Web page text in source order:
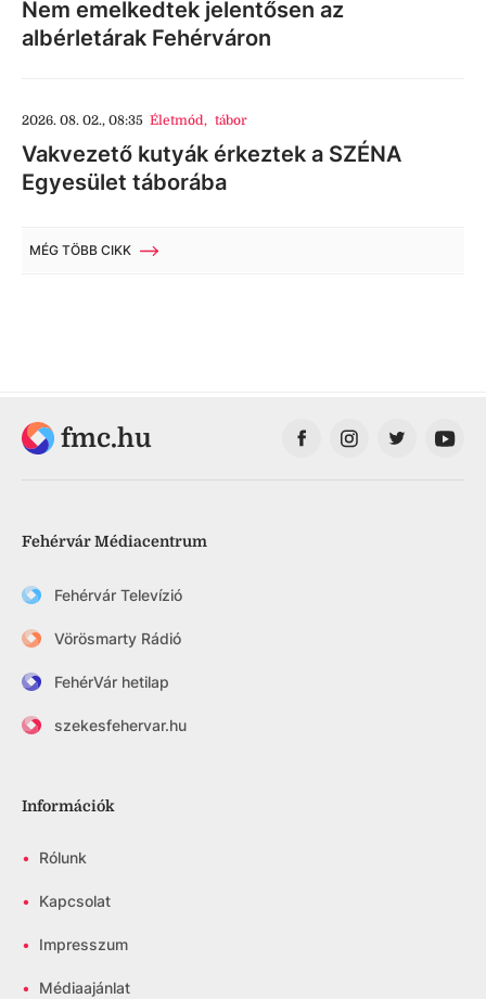
Nem emelkedtek jelentősen az
albérletárak Fehérváron
2026. 08. 02., 08:35 Életmód, tábor
Vakvezető kutyák érkeztek a SZÉNA
Egyesület táborába
MÉG TÖBB CIKK
fmc.hu
Fehérvár Médiacentrum
Fehérvár Televízió
Vörösmarty Rádió
FehérVár hetilap
szekesfehervar.hu
Információk
• Rólunk
• Kapcsolat
• Impresszum
• Médiaajánlat